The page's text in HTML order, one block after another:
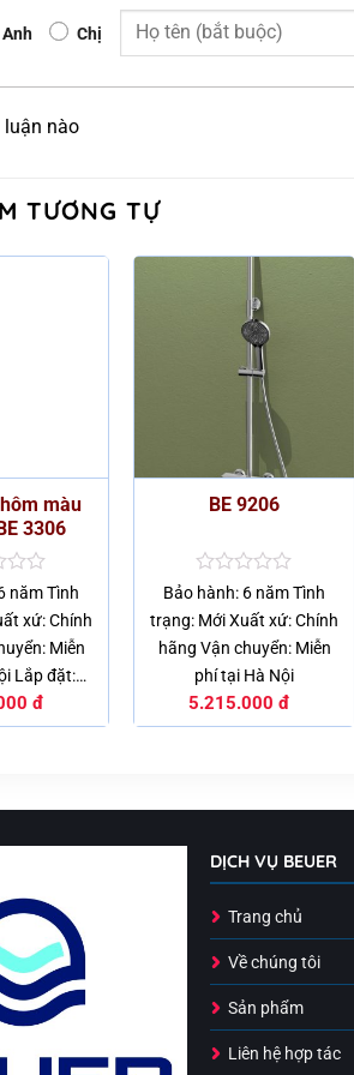
Anh Chị
luận nào
TƯƠNG TỰ
màu
3306
năm Tình
xứ: Chính
Miễn
Lắp đặt:…
đ
BE 9206
Được
hạng
0
5
sao
Bảo hành: 6 năm Tình
trạng: Mới Xuất xứ: Chính
hãng Vận chuyển: Miễn
phí tại Hà Nội
5.215.000 đ
DỊCH VỤ BEUER
Trang chủ
Về chúng tôi
Sản phẩm
Liên hệ hợp tác